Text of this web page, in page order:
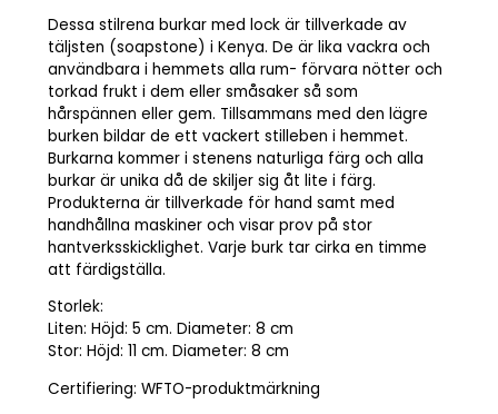
Dessa stilrena burkar med lock är tillverkade av
täljsten (soapstone) i Kenya. De är lika vackra och
användbara i hemmets alla rum- förvara nötter och
torkad frukt i dem eller småsaker så som
hårspännen eller gem. Tillsammans med den lägre
burken bildar de ett vackert stilleben i hemmet.
Burkarna kommer i stenens naturliga färg och alla
burkar är unika då de skiljer sig åt lite i färg.
Produkterna är tillverkade för hand samt med
handhållna maskiner och visar prov på stor
hantverksskicklighet. Varje burk tar cirka en timme
att färdigställa.
Storlek:
Liten: Höjd: 5 cm. Diameter: 8 cm
Stor: Höjd: 11 cm. Diameter: 8 cm
Certifiering: WFTO-produktmärkning